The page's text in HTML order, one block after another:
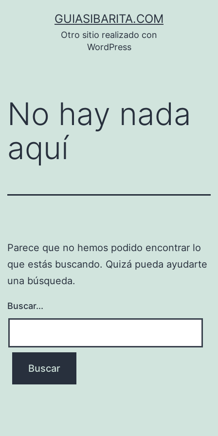
GUIASIBARITA.COM
Otro sitio realizado con
WordPress
No hay nada
aquí
Parece que no hemos podido encontrar lo
que estás buscando. Quizá pueda ayudarte
una búsqueda.
Buscar...